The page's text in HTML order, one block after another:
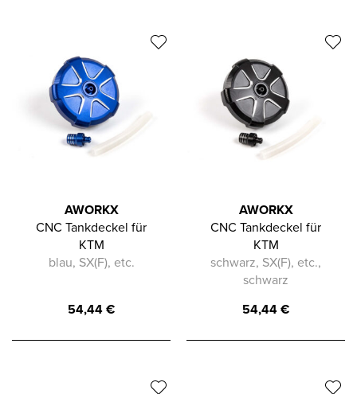
AWORKX
CNC Tankdeckel für
KTM
blau, SX(F), etc.
54,44€
AWORKX
CNC Tankdeckel für
KTM
schwarz, SX(F), etc.,
schwarz
54,44€